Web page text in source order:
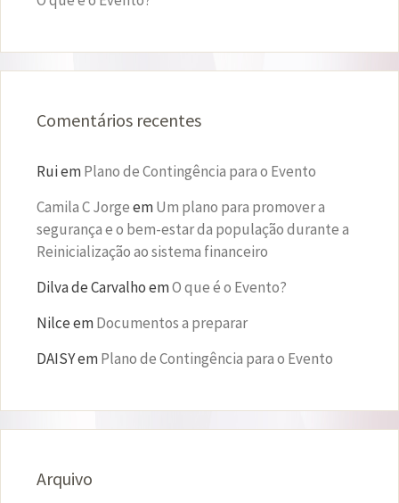
Comentários recentes
RuiemPlano de Contingência para o Evento
Camila C JorgeemUm plano para promover a
segurança e o bem-estar da população durante a
Reinicialização ao sistema financeiro
Dilva de CarvalhoemO que é o Evento?
NilceemDocumentos a preparar
DAISYemPlano de Contingência para o Evento
Arquivo